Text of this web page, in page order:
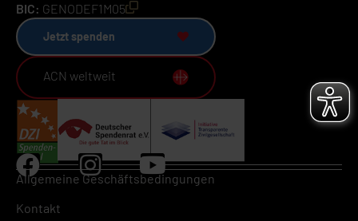
BIC: GENODEF1M05
Jetzt spenden
ACN weltweit
Allgemeine Geschäftsbedingungen
Kontakt